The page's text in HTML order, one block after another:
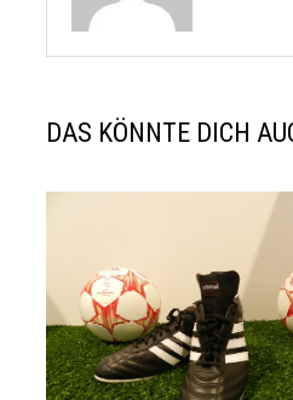
DAS KÖNNTE DICH